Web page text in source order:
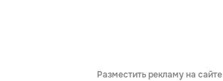
Разместить рекламу на сайте